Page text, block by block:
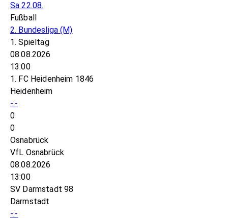
Sa 22.08.
Fußball
2. Bundesliga(M)
1. Spieltag
08.08.2026
13:00
1. FC Heidenheim 1846
Heidenheim
-:-
0
0
Osnabrück
VfL Osnabrück
08.08.2026
13:00
SV Darmstadt 98
Darmstadt
-:-